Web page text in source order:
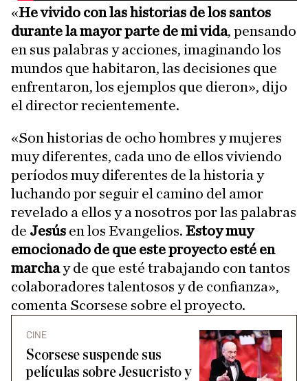
«He vivido con las historias de los santos
durante la mayor parte de mi vida, pensando
en sus palabras y acciones, imaginando los
mundos que habitaron, las decisiones que
enfrentaron, los ejemplos que dieron», dijo
el director recientemente.
«Son historias de ocho hombres y mujeres
muy diferentes, cada uno de ellos viviendo
períodos muy diferentes de la historia y
luchando por seguir el camino del amor
revelado a ellos y a nosotros por las palabras
de Jesús en los Evangelios. Estoy muy
emocionado de que este proyecto esté en
marchay de que esté trabajando con tantos
colaboradores talentosos y de confianza»,
comenta Scorsese sobre el proyecto.
CINE
Scorsese suspende sus
películas sobre Jesucristo y